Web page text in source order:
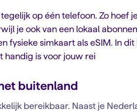
op één telefoon. Zo hoef
je ook van een lokaal
fysieke simkaart als eSIM. In dit
handig is voor jouw rei
buitenland
bereikbaar. Naast je